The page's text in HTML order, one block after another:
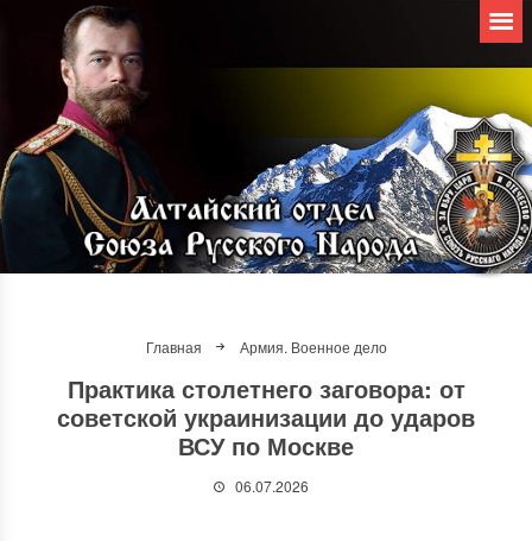
Главная Армия. Военное дело
Практика столетнего заговора: от
советской украинизации до ударов
ВСУ по Москве
06.07.2026